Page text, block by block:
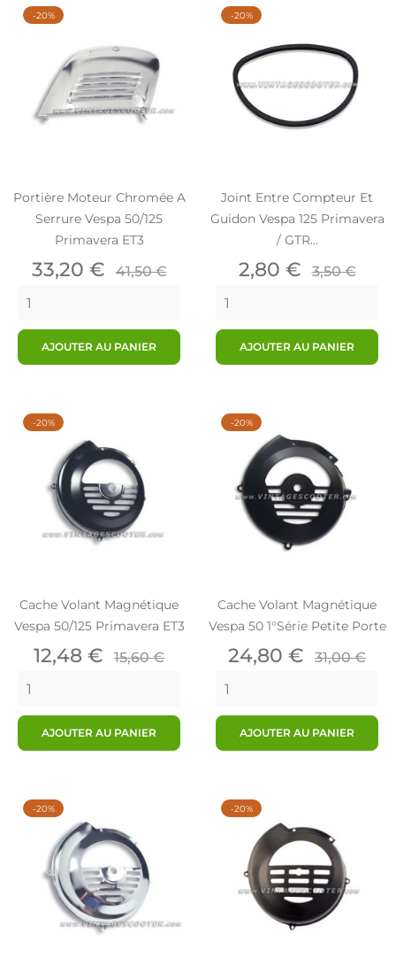
Portière Moteur Chromée A
Serrure Vespa 50/125
Primavera ET3
Prix
33,20 € Prix
41,50 €
AJOUTER AU PANIER
-20%
Joint Entre Compteur Et
Guidon Vespa 125 Primavera
/ GTR...
Prix
2,80 € Prix
3,50 €
AJOUTER AU PANIER
-20%
Cache Volant Magnétique
Vespa 50/125 Primavera ET3
Prix
12,48 € Prix
15,60 €
AJOUTER AU PANIER
-20%
Cache Volant Magnétique
Vespa 50 1°série Petite Porte
Prix
24,80 € Prix
31,00 €
AJOUTER AU PANIER
-20%
-20% -20%